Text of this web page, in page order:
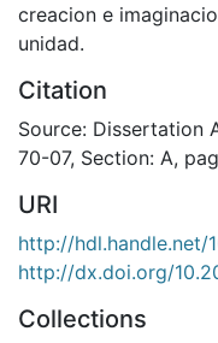
creacion e
unidad.
Citation
Source: Dissertation
70-07, Section: A,
URI
http://hdl.handle.net/
http://dx.doi.org/
Collections